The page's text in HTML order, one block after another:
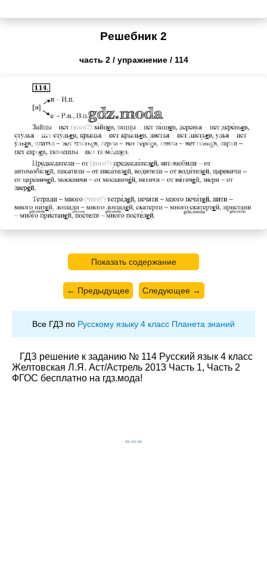
Решебник 2
часть 2 / упражнение / 114
Показать содержание
← Предыдущее Следующее →
Все ГДЗ по Русскому языку 4 класс Планета знаний
ГДЗ решение к заданию № 114 Русский язык 4 класс
Желтовская Л.Я. Аст/Астрель 2013 Часть 1, Часть 2
ФГОС бесплатно на гдз.мода!